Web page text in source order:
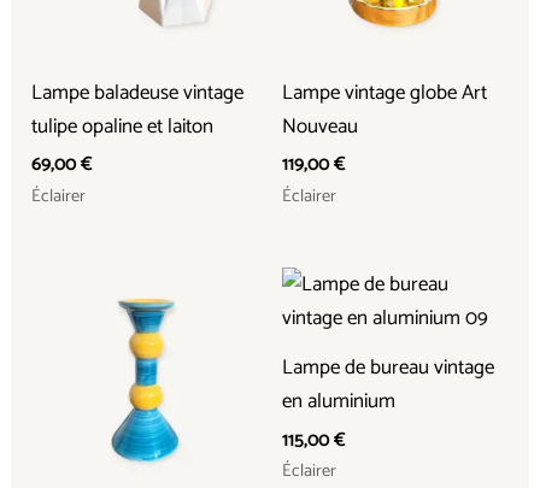
Lampe baladeuse vintage
tulipe opaline et laiton
69,00€
Éclairer
Lampe vintage globe Art
Nouveau
119,00€
Éclairer
Lampe de bureau vintage
en aluminium
115,00€
Éclairer